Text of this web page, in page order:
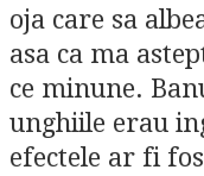
oja care sa
asa ca ma
ce minune.
unghiile erau
efectele ar fi